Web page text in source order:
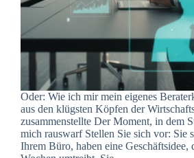
Oder: Wie ich mir mein eigenes
aus den klügsten Köpfen der
zusammenstellte Der Moment, in dem
mich rauswarf Stellen Sie sich vor: Sie
Ihrem Büro, haben eine Geschäftsidee,